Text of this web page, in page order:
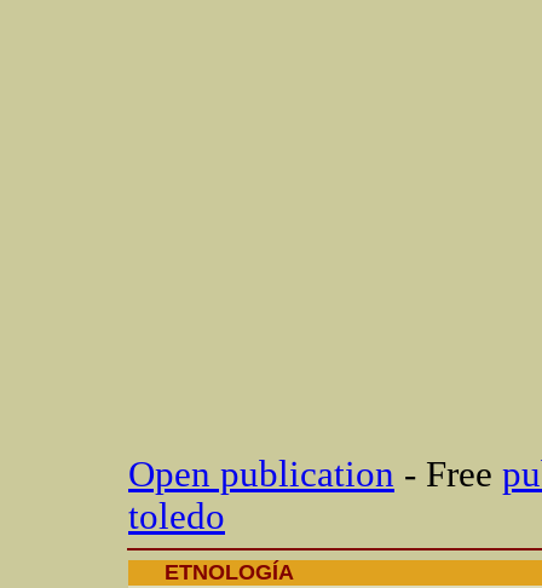
Open publication - Free
toledo
ETNOLOGÍA